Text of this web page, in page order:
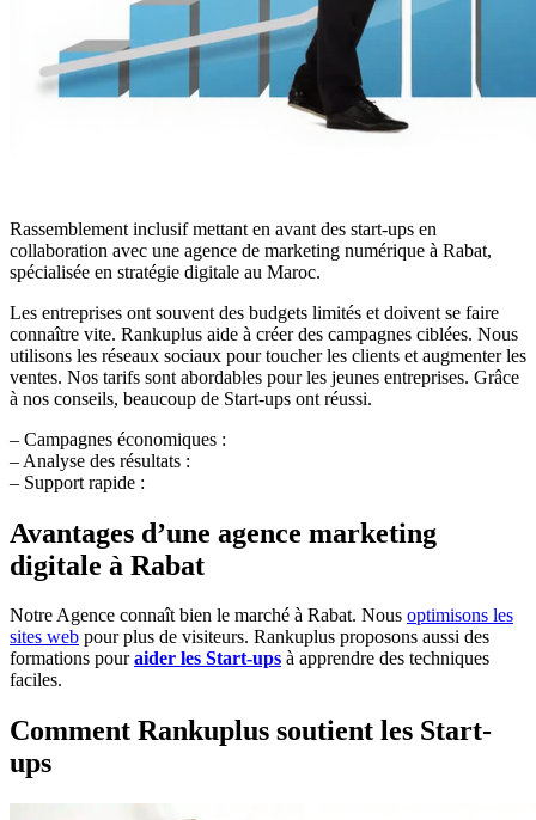
Rassemblement inclusif mettant en avant des start-ups en
collaboration avec une agence de marketing numérique à Rabat,
spécialisée en stratégie digitale au Maroc.
Les entreprises ont souvent des budgets limités et doivent se faire
connaître vite. Rankuplus aide à créer des campagnes ciblées. Nous
utilisons les réseaux sociaux pour toucher les clients et augmenter les
ventes. Nos tarifs sont abordables pour les jeunes entreprises. Grâce
à nos conseils, beaucoup de Start-ups ont réussi.
– Campagnes économiques :
– Analyse des résultats :
– Support rapide :
Avantages d’une agence marketing
digitale à Rabat
Notre Agence connaît bien le marché à Rabat. Nous optimisons les
sites web pour plus de visiteurs. Rankuplus proposons aussi des
formations pouraider les Start-ups à apprendre des techniques
faciles.
Comment Rankuplus soutient les Start-
ups